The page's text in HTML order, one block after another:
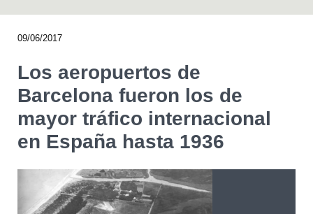
Agenda
English Català
BUSCAR
09/06/2017
Los aeropuertos de
Barcelona fueron los de
mayor tráfico internacional
en España hasta 1936